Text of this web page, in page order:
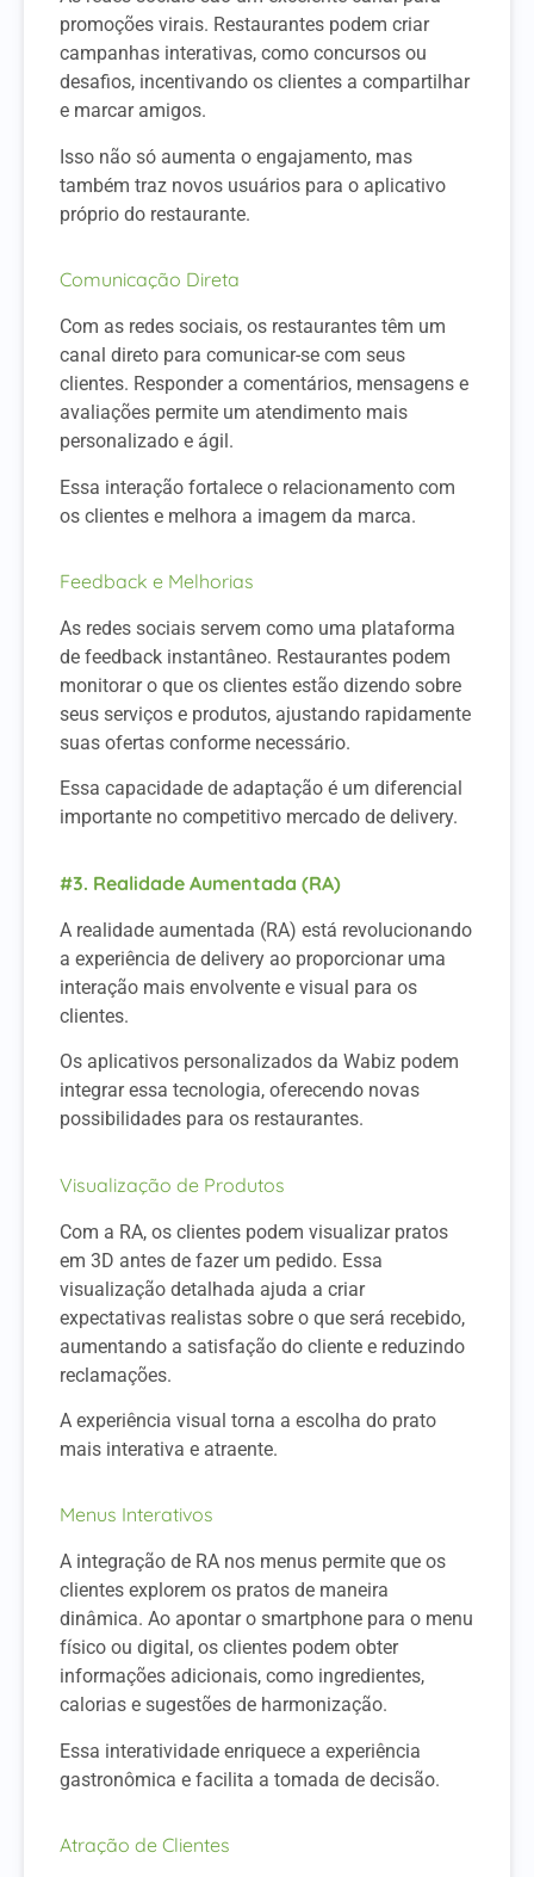
promoções virais. Restaurantes podem criar
campanhas interativas, como concursos ou
desafios, incentivando os clientes a compartilhar
e marcar amigos.
Isso não só aumenta o engajamento, mas
também traz novos usuários para o aplicativo
próprio do restaurante.
Comunicação Direta
Com as redes sociais, os restaurantes têm um
canal direto para comunicar-se com seus
clientes. Responder a comentários, mensagens e
avaliações permite um atendimento mais
personalizado e ágil.
Essa interação fortalece o relacionamento com
os clientes e melhora a imagem da marca.
Feedback e Melhorias
As redes sociais servem como uma plataforma
de feedback instantâneo. Restaurantes podem
monitorar o que os clientes estão dizendo sobre
seus serviços e produtos, ajustando rapidamente
suas ofertas conforme necessário.
Essa capacidade de adaptação é um diferencial
importante no competitivo mercado de delivery.
#3. Realidade Aumentada (RA)
A realidade aumentada (RA) está revolucionando
a experiência de delivery ao proporcionar uma
interação mais envolvente e visual para os
clientes.
Os aplicativos personalizados da Wabiz podem
integrar essa tecnologia, oferecendo novas
possibilidades para os restaurantes.
Visualização de Produtos
Com a RA, os clientes podem visualizar pratos
em 3D antes de fazer um pedido. Essa
visualização detalhada ajuda a criar
expectativas realistas sobre o que será recebido,
aumentando a satisfação do cliente e reduzindo
reclamações.
A experiência visual torna a escolha do prato
mais interativa e atraente.
Menus Interativos
A integração de RA nos menus permite que os
clientes explorem os pratos de maneira
dinâmica. Ao apontar o smartphone para o menu
físico ou digital, os clientes podem obter
informações adicionais, como ingredientes,
calorias e sugestões de harmonização.
Essa interatividade enriquece a experiência
gastronômica e facilita a tomada de decisão.
Atração de Clientes